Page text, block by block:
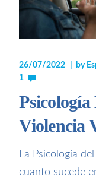
26/07/2022 by
1
Violencia
La Psicología
cuanto sucede